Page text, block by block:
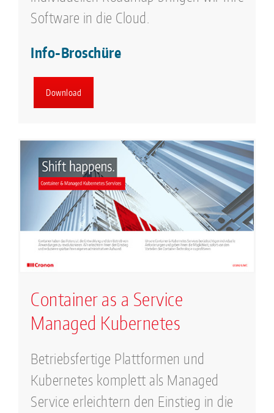
Software in die Cloud.
Info-Broschüre
Download
Container as a Service
Managed Kubernetes
Betriebsfertige Plattformen und
Kubernetes komplett als Managed
Service erleichtern den Einstieg in die